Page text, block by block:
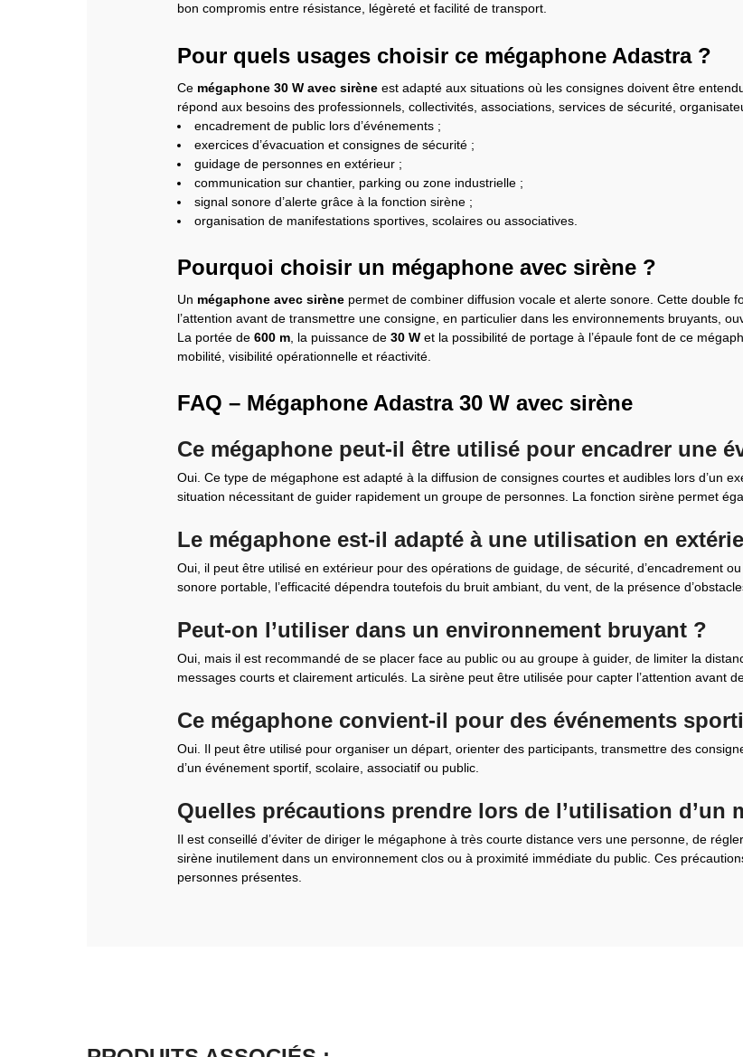
bon compromis entre résistance, légèreté et facilité de transport.
Pour quels usages choisir ce mégaphone Adastra ?
Ce mégaphone 30 W avec sirène est adapté aux situations où les consignes doivent être
répond aux besoins des professionnels, collectivités, associations, services de sécurité,
encadrement de public lors d’événements ;
exercices d’évacuation et consignes de sécurité ;
guidage de personnes en extérieur ;
communication sur chantier, parking ou zone industrielle ;
signal sonore d’alerte grâce à la fonction sirène ;
organisation de manifestations sportives, scolaires ou associatives.
Pourquoi choisir un mégaphone avec sirène ?
Un mégaphone avec sirène permet de combiner diffusion vocale et alerte sonore. Cette double
l’attention avant de transmettre une consigne, en particulier dans les environnements bruyants,
La portée de 600 m, la puissance de 30 W et la possibilité de portage à l’épaule font de ce
mobilité, visibilité opérationnelle et réactivité.
FAQ – Mégaphone Adastra 30 W avec sirène
Ce mégaphone peut-il être utilisé pour encadrer une
Oui. Ce type de mégaphone est adapté à la diffusion de consignes courtes et audibles lors d’un
situation nécessitant de guider rapidement un groupe de personnes. La fonction sirène permet
Le mégaphone est-il adapté à une utilisation en
Oui, il peut être utilisé en extérieur pour des opérations de guidage, de sécurité, d’encadrement
sonore portable, l’efficacité dépendra toutefois du bruit ambiant, du vent, de la présence
Peut-on l’utiliser dans un environnement bruyant ?
Oui, mais il est recommandé de se placer face au public ou au groupe à guider, de limiter la
messages courts et clairement articulés. La sirène peut être utilisée pour capter l’attention avant
Ce mégaphone convient-il pour des événements
Oui. Il peut être utilisé pour organiser un départ, orienter des participants, transmettre des
d’un événement sportif, scolaire, associatif ou public.
Quelles précautions prendre lors de l’utilisation d’un
Il est conseillé d’éviter de diriger le mégaphone à très courte distance vers une personne, de
sirène inutilement dans un environnement clos ou à proximité immédiate du public. Ces
personnes présentes.